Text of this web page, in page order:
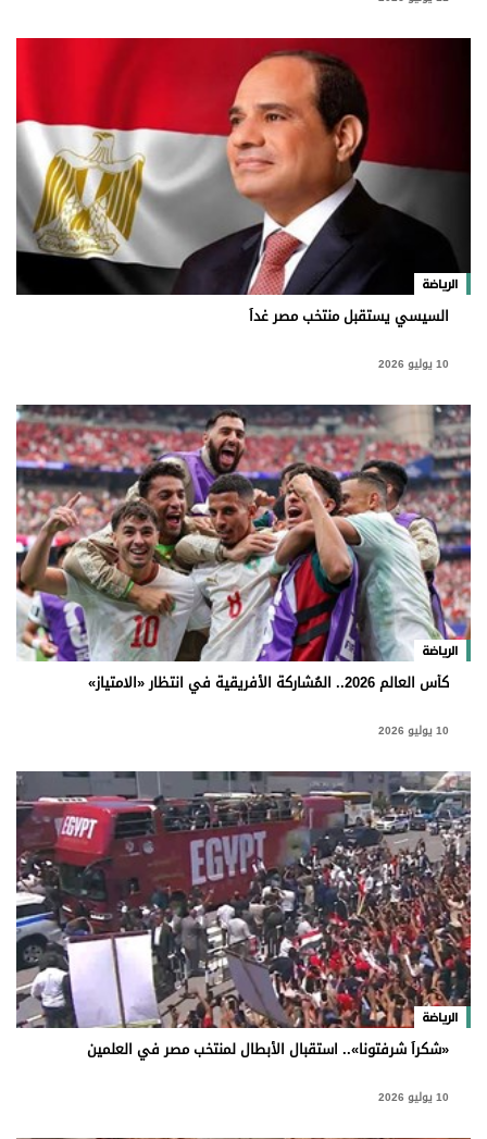
الرياضة
السيسي يستقبل منتخب مصر غداً
10 يوليو 2026
الرياضة
كأس العالم 2026.. المُشاركة الأفريقية في انتظار «الامتياز»
10 يوليو 2026
الرياضة
«شكراً شرفتونا».. استقبال الأبطال لمنتخب مصر في العلمين
10 يوليو 2026